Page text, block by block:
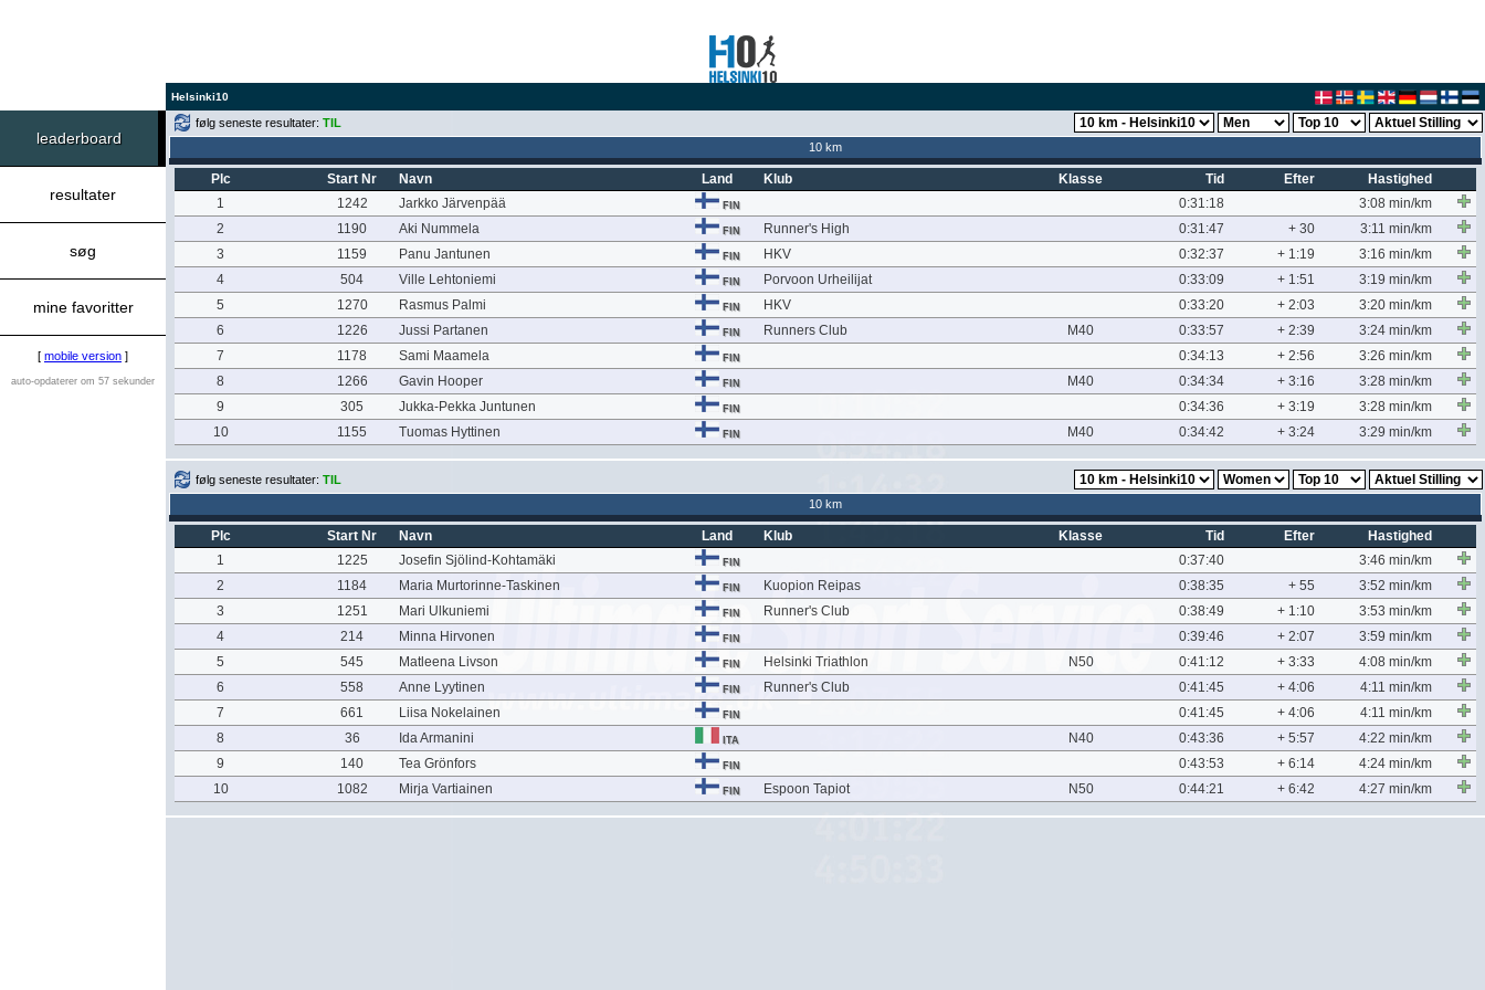
Helsinki10
leaderboard
resultater
søg
mine favoritter
[ mobile version ]
auto-opdaterer om 57 sekunder
følg seneste resultater: TIL
10 km
Plc Start Nr Navn Land Klub Klasse Tid Efter
Hastighed
1
1242 Jarkko Järvenpää FIN 0:31:18
3:08 min/km
2
1190 Aki Nummela FIN Runner's High 0:31:47 + 30
3:11 min/km
3
1159 Panu Jantunen FIN HKV 0:32:37 + 1:19
3:16 min/km
4
504 Ville Lehtoniemi FIN Porvoon Urheilijat 0:33:09 + 1:51
3:19 min/km
5
1270 Rasmus Palmi FIN HKV 0:33:20 + 2:03
3:20 min/km
6
1226 Jussi Partanen FIN Runners Club M40 0:33:57 + 2:39
3:24 min/km
7
1178 Sami Maamela FIN 0:34:13 + 2:56
3:26 min/km
8
1266 Gavin Hooper FIN M40 0:34:34 + 3:16
3:28 min/km
9
305 Jukka-Pekka Juntunen FIN 0:34:36 + 3:19
3:28 min/km
10
1155 Tuomas Hyttinen FIN M40 0:34:42 + 3:24 3:29 min/km
følg seneste resultater: TIL
10 km
Plc Start Nr Navn Land Klub Klasse Tid Efter
Hastighed
1
1225 Josefin Sjölind-Kohtamäki FIN 0:37:40
3:46 min/km
2
1184 Maria Murtorinne-Taskinen FIN Kuopion Reipas 0:38:35 + 55
3:52 min/km
3
1251 Mari Ulkuniemi FIN Runner's Club 0:38:49 + 1:10
3:53 min/km
4
214 Minna Hirvonen FIN 0:39:46 + 2:07
3:59 min/km
5
545 Matleena Livson FIN Helsinki Triathlon N50 0:41:12 + 3:33
4:08 min/km
6
558 Anne Lyytinen FIN Runner's Club 0:41:45 + 4:06
4:11 min/km
7
661 Liisa Nokelainen FIN 0:41:45 + 4:06
4:11 min/km
8
36 Ida Armanini ITA N40 0:43:36 + 5:57
4:22 min/km
9
140 Tea Grönfors FIN 0:43:53 + 6:14
4:24 min/km
10
1082 Mirja Vartiainen FIN Espoon Tapiot N50 0:44:21 + 6:42 4:27 min/km